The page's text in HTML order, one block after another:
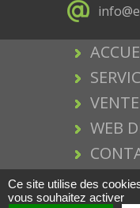
VENTE
WEB
Ce site utilise des
vous souhaitez activer